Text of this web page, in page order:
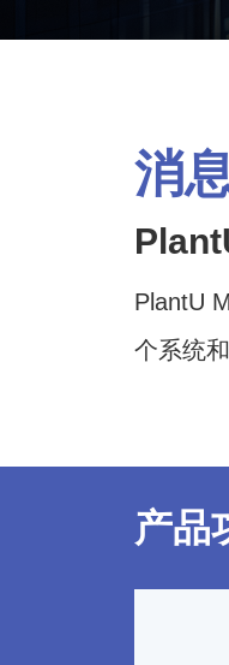
消
PlantU
个系统
产品